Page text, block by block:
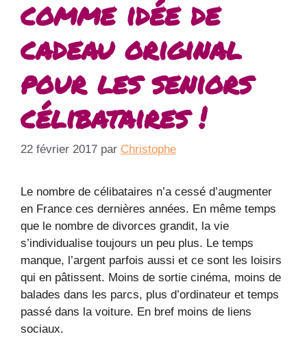
comme idée de
cadeau original
pour les seniors
célibataires !
22 février 2017 par Christophe
Le nombre de célibataires n’a cessé d’augmenter
en France ces dernières années. En même temps
que le nombre de divorces grandit, la vie
s’individualise toujours un peu plus. Le temps
manque, l’argent parfois aussi et ce sont les loisirs
qui en pâtissent. Moins de sortie cinéma, moins de
balades dans les parcs, plus d’ordinateur et temps
passé dans la voiture. En bref moins de liens
sociaux.